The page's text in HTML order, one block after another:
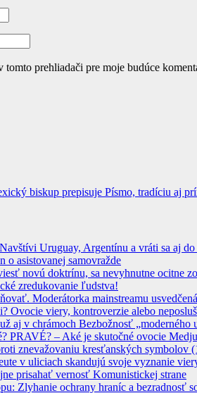
prehliadači pre moje budúce
biskup prepisuje Písmo, tradíciu aj
Uruguay, Argentínu a vráti sa aj
o asistovanej samovražde
novú doktrínu, sa nevyhnutne ocitne
zredukovanie ľudstva!
Moderátorka mainstreamu
Ovocie viery, kontroverzie alebo
aj v chrámoch Bezbožnosť „moderného
PRAVÉ? – Aké je skutočné ovocie
znevažovaniu kresťanských symbolov
v uliciach skandujú svoje vyznanie
prisahať vernosť Komunistickej strane
Zlyhanie ochrany hraníc a bezradnosť